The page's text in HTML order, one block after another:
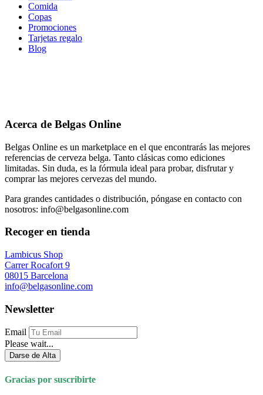
Comida
Copas
Promociones
Tarjetas regalo
Blog
Acerca de Belgas Online
Belgas Online es un marketplace en el que encontrarás las mejores
referencias de cerveza belga. Tanto clásicas como ediciones
limitadas. Sin duda, es la fórmula ideal para probar, disfrutar y
comprar las mejores cervezas del mundo.
Para grandes cantidades o distribución, póngase en contacto con
nosotros: info@belgasonline.com
Recoger en tienda
Lambicus Shop
Carrer Rocafort 9
08015 Barcelona
info@belgasonline.com
Newsletter
Email
Please wait...
Darse de Alta
Gracias por suscribirte